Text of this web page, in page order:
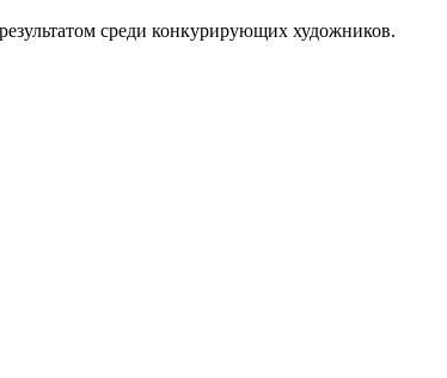
среди конкурирующих художников.